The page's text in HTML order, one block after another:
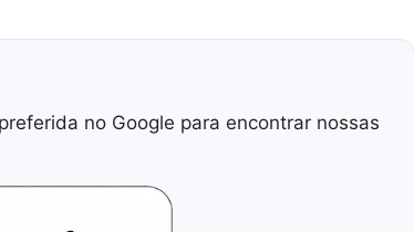
no Google para encontrar nossas